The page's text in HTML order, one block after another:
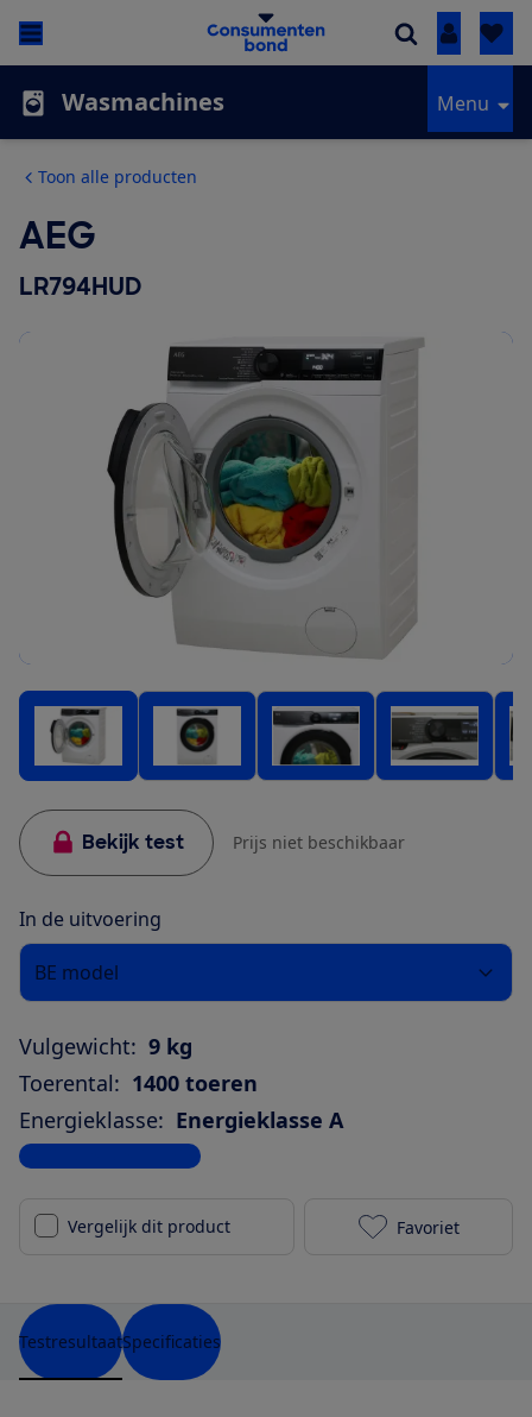
Inloggen
Wasmachines Menu
Toon alle producten
AEG
LR794HUD
Bekijk test Prijs niet beschikbaar
In de uitvoering
BE model
Vulgewicht: 9 kg
Toerental: 1400 toeren
Energieklasse: Energieklasse A
Bekijk alle specificaties
Vergelijk dit product AEG
Favoriet
TestresultaatSpecificaties